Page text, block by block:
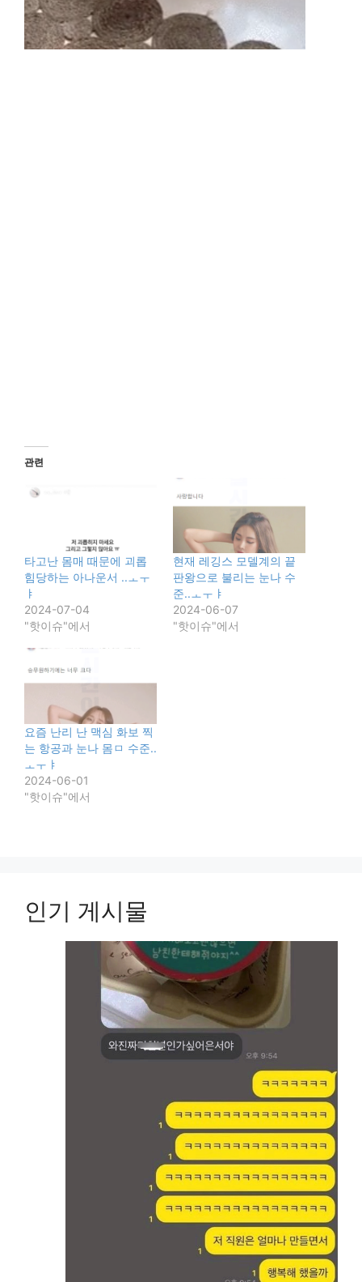
관련
타고난 몸매 때문에 괴롭
힘당하는 아나운서 ..ㅗㅜ
ㅑ
2024-07-04
"핫이슈"에서
현재 레깅스 모델계의 끝
판왕으로 불리는 눈나 수
준..ㅗㅜㅑ
2024-06-07
"핫이슈"에서
요즘 난리 난 맥심 화보 찍
는 항공과 눈나 몸ㅁ 수준..
ㅗㅜㅑ
2024-06-01
"핫이슈"에서
인기 게시물